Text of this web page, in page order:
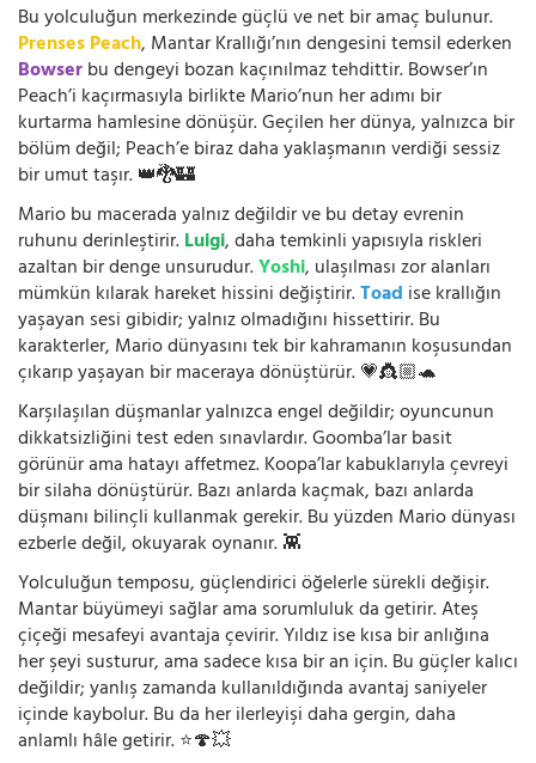
Bu yolculuğun merkezinde güçlü ve net bir amaç bulunur.
Prenses Peach, Mantar Krallığı’nın dengesini temsil ederken
Bowserbu dengeyi bozan kaçınılmaz tehdittir. Bowser’ın
Peach’i kaçırmasıyla birlikte Mario’nun her adımı bir
kurtarma hamlesine dönüşür. Geçilen her dünya, yalnızca bir
bölüm değil; Peach’e biraz daha yaklaşmanın verdiği sessiz
bir umut taşır. 👑🐉🏰
Mario bu macerada yalnız değildir ve bu detay evrenin
ruhunu derinleştirir.Luigi, daha temkinli yapısıyla riskleri
azaltan bir denge unsurudur.Yoshi, ulaşılması zor alanları
mümkün kılarak hareket hissini değiştirir.Toad ise krallığın
yaşayan sesi gibidir; yalnız olmadığını hissettirir. Bu
karakterler, Mario dünyasını tek bir kahramanın koşusundan
çıkarıp yaşayan bir maceraya dönüştürür. 💗👸🏼🐢
Karşılaşılan düşmanlar yalnızca engel değildir; oyuncunun
dikkatsizliğini test eden sınavlardır. Goomba’lar basit
görünür ama hatayı affetmez. Koopa’lar kabuklarıyla çevreyi
bir silaha dönüştürür. Bazı anlarda kaçmak, bazı anlarda
düşmanı bilinçli kullanmak gerekir. Bu yüzden Mario dünyası
ezberle değil, okuyarak oynanır. 👾
Yolculuğun temposu, güçlendirici öğelerle sürekli değişir.
Mantar büyümeyi sağlar ama sorumluluk da getirir. Ateş
çiçeği mesafeyi avantaja çevirir. Yıldız ise kısa bir anlığına
her şeyi susturur, ama sadece kısa bir an için. Bu güçler kalıcı
değildir; yanlış zamanda kullanıldığında avantaj saniyeler
içinde kaybolur. Bu da her ilerleyişi daha gergin, daha
anlamlı hâle getirir. ⭐🍄💥